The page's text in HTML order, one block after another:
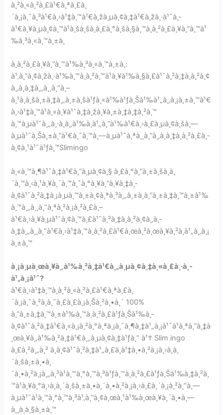
à¸²à¸«à¸²à¸£à¹€à¸ªà¸£à¸
´à¸¡à¸ˆà¸³à¹€à¸›à¹‡à¸™à¹€à¸žà¸µà¸¢à¸‡à¹€à¸žà¸·à¹ˆà¸­
à¹€à¸¥à¸µà¸¢à¸™à¹à¸šà¸šà¸à¸£à¸°à¸šà¸§à¸™à¸à¸²à¸£à¸¥à¸”à¸™à¹
‰à¸³à¸«à¸™à¸±à¸
à¸à¸²à¸£à¸¥à¸”à¸™à¹‰à¸³à¸«à¸™à¸±à¸:
à¹‚à¸”à¸¢à¸žà¸·à¹‰à¸™à¸à¸²à¸™à¹à¸¥à¹‰à¸§à¸£à¹ˆà¸²à¸‡à¸à¸²à¸¢
à¸‚à¸­à¸‡à¸„à¸¸à¸“à¸–
à¸¹à¸à¸šà¸±à¸‡à¸„à¸±à¸šà¹ƒà¸«à¹‰à¹ƒà¸Šà¹‰à¹„à¸‚à¸¡à¸±à¸™à¹€
à¸›à¹‡à¸™à¹à¸«à¸¥à¹ˆà¸‡à¸žà¸¥à¸±à¸‡à¸‡à¸²à¸™
à¸™à¸µà¹ˆà¸„à¸·à¸­à¸‚à¹‰à¸­à¹„à¸”à¹‰à¹€à¸›à¸£à¸µà¸¢à¸šà¸—
à¸µà¹ˆà¸Šà¸±à¸”à¹€à¸ˆà¸™à¸—à¸µà¹ˆà¸ªà¸¸à¸”à¸‚à¸­à¸‡à¸à¸²à¸£à¸­
à¸¢à¸¹à¹ˆà¹ƒà¸™Slimingo
à¸«à¸™à¸¶à¹ˆà¸‡à¹€à¸”à¸µà¸¢à¸§ à¸£à¸°à¸”à¸±à¸šà¸­à¸
´à¸™à¸‹à¸¹à¸¥à¸´à¸™à¸ˆà¸°à¸¥à¸”à¸¥à¸‡à¸­
à¸¢à¹ˆà¸²à¸‡à¸¡à¸µà¸™à¸±à¸¢à¸ªà¸³à¸„à¸±à¸à¸”à¸±à¸‡à¸™à¸±à¹‰
à¸™à¸„à¸¸à¸“à¸ªà¸²à¸¡à¸²à¸£à¸–
à¹€à¸›à¸¥à¸µà¹ˆà¸¢à¸™à¸£à¹ˆà¸²à¸‡à¸à¸²à¸¢à¸‚à¸­
à¸‡à¸„à¸¸à¸“à¹€à¸›à¹‡à¸™à¸à¸²à¸£à¹€à¸œà¸²à¸œà¸¥à¸²à¸à¹„à¸‚à¸¡
à¸±à¸™
à¸¡à¸µà¸œà¸¥à¸‚à¹‰à¸²à¸‡à¹€à¸„à¸µà¸¢à¸‡à¸«à¸£à¸·à¸­
à¹„à¸¡à¹ˆ?
à¹€à¸›à¹‡à¸™à¸­à¸²à¸«à¸²à¸£à¹€à¸ªà¸£à¸
´à¸¡à¸ˆà¸²à¸à¸˜à¸£à¸£à¸¡à¸Šà¸²à¸•à¸´ 100%
à¸”à¸±à¸‡à¸™à¸±à¹‰à¸™à¸à¸²à¸£à¹ƒà¸Šà¹‰à¸­
à¸¢à¹ˆà¸²à¸‡à¹€à¸«à¸¡à¸²à¸°à¸ªà¸¡à¸ˆà¸¶à¸‡à¹„à¸¡à¹ˆà¹à¸ªà¸”à¸‡à
¸œà¸¥à¸‚à¹‰à¸²à¸‡à¹€à¸„à¸µà¸¢à¸‡à¹ƒà¸” à¹† Slim ingo
à¸£à¸²à¸„à¸² à¸­à¸¢à¹ˆà¸²à¸‡à¹„à¸£à¸à¹‡à¸•à¸²à¸¡à¸›à¸à¸
´à¸šà¸±à¸•à¸
´à¸•à¸²à¸¡à¸„à¸³à¹à¸™à¸°à¸™à¸³à¹ƒà¸™à¸à¸²à¸£à¹ƒà¸Šà¹‰à¸‡à¸²à¸
™à¹à¸¥à¸°à¸›à¸à¸´à¸šà¸±à¸•à¸´à¸•à¸²à¸¡à¸›à¸£à¸´à¸¡à¸²à¸“à¸—
à¸µà¹ˆà¹à¸™à¸°à¸™à¸³à¹‚à¸”à¸¢à¸œà¸¹à¹‰à¸œà¸¥à¸´à¸•à¸—
à¸¸à¸à¸§à¸±à¸™